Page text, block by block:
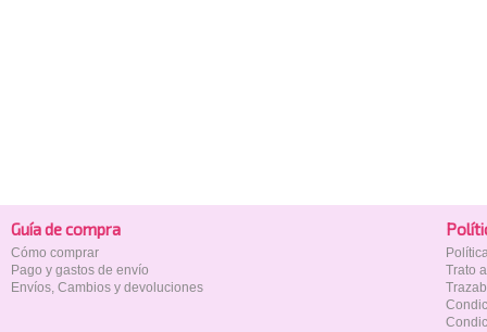
Guía de compra
Cómo comprar
Pago y gastos de envío
Envíos, Cambios y devoluciones
Trato